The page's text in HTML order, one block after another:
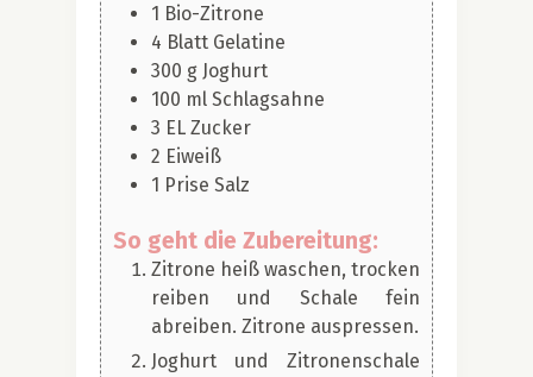
1 Bio-Zitrone
4 Blatt Gelatine
300 g Joghurt
100 ml Schlagsahne
3 EL Zucker
2 Eiweiß
1 Prise Salz
So geht die Zubereitung:
Zitrone heiß waschen, trocken
reiben und Schale fein
abreiben. Zitrone auspressen.
Joghurt und Zitronenschale